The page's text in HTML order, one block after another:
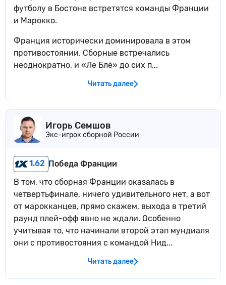
футболу в Бостоне встретятся команды Франции
и Марокко.
Франция исторически доминировала в этом
противостоянии. Сборные встречались
неоднократно, и «Ле Блё» до сих п...
Читать далее
Игорь Семшов
Экс-игрок сборной России
1.62 Победа Франции
В том, что сборная Франции оказалась в
четвертьфинале, ничего удивительного нет, а вот
от марокканцев, прямо скажем, выхода в третий
раунд плей-офф явно не ждали. Особенно
учитывая то, что начинали второй этап мундиаля
они с противостояния с командой Нид...
Читать далее